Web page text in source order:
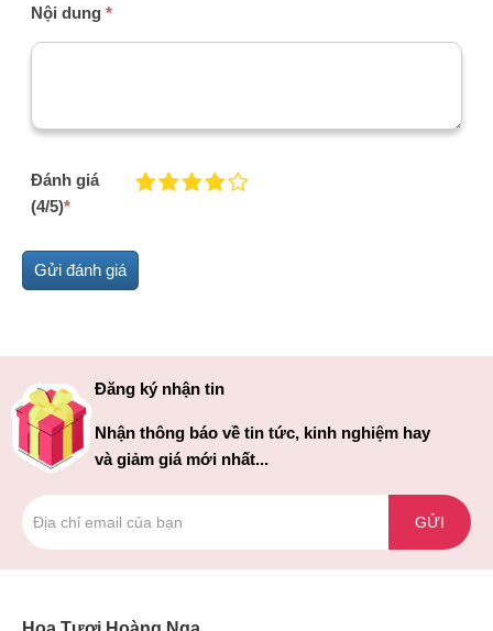
Nội dung *
Đánh giá
(4/5)*
Đăng ký nhận tin
Nhận thông báo về tin tức, kinh nghiệm hay
và giảm giá mới nhất...
GỬI